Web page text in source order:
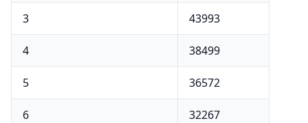
3 43993
4 38499
5 36572
6 32267